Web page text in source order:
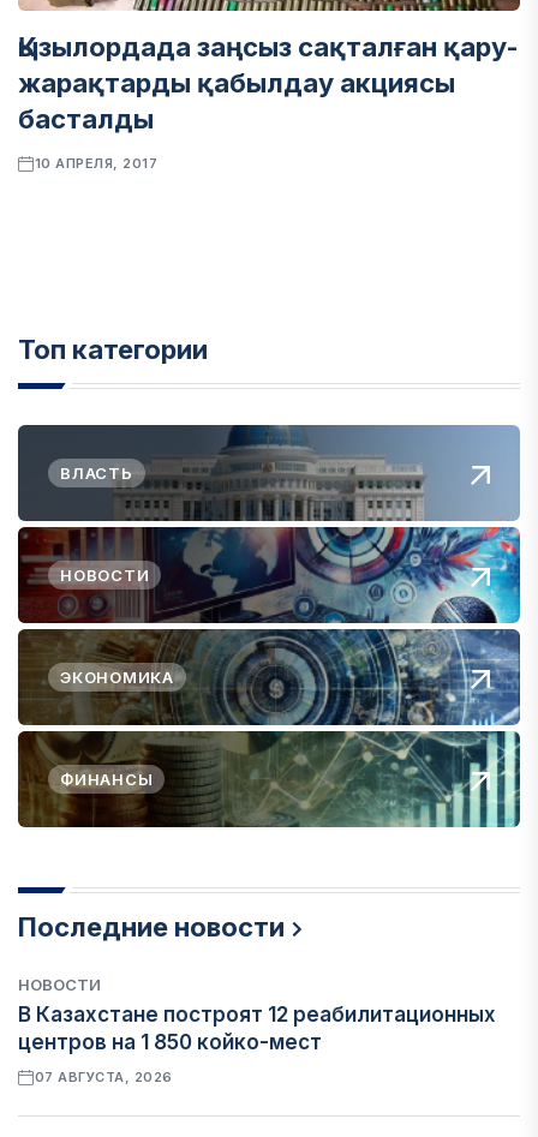
Қызылордада заңсыз сақталған қару-
жарақтарды қабылдау акциясы
басталды
10 АПРЕЛЯ, 2017
Топ категории
ВЛАСТЬ
НОВОСТИ
ЭКОНОМИКА
ФИНАНСЫ
Последние новости
НОВОСТИ
В Казахстане построят 12 реабилитационных
центров на 1 850 койко-мест
07 АВГУСТА, 2026